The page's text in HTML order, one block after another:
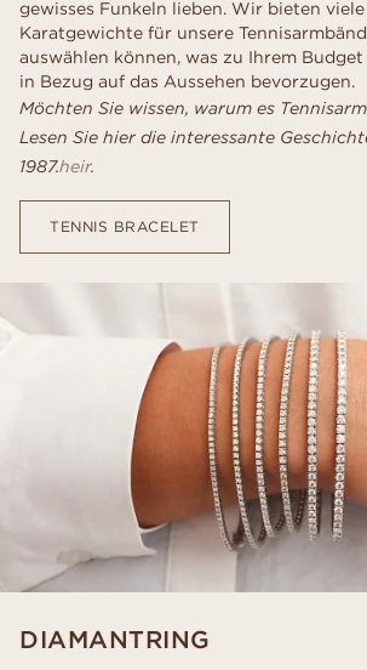
gewisses Funkeln lieben. Wir bieten
Karatgewichte für unsere
auswählen können, was zu Ihrem
in Bezug auf das Aussehen bevorzugen.
Möchten Sie wissen, warum es
Lesen Sie hier die interessante
1987.heir.
TENNIS BRACELET
DIAMANTRING